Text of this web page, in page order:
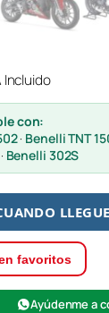
Incluido
con:
· Benelli TNT
Benelli 302S
LLEGUE
favoritos
Ayúdenme a